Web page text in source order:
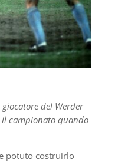
del Werder
campionato quando
potuto costruirlo